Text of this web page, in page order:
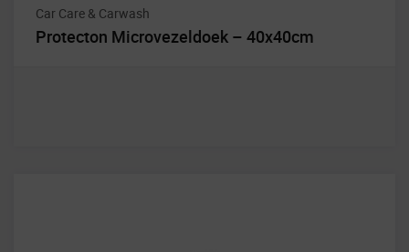
Car Care & Carwash
Protecton Microvezeldoek – 40x40cm